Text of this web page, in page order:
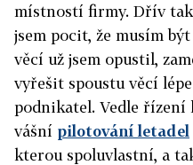
místností firmy. Dřív
jsem pocit, že musím
věcí už jsem opustil,
vyřešit spoustu věcí
podnikatel. Vedle řízení
vášní pilotování letadel
kterou spoluvlastní, a